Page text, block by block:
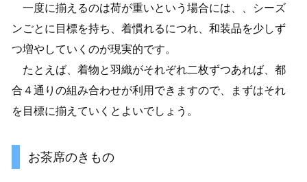
一度に揃えるのは荷が重いという場合には、、シーズ
ンごとに目標を持ち、着慣れるにつれ、和装品を少しず
つ増やしていくのが現実的です。
たとえば、着物と羽織がそれぞれ二枚ずつあれば、都
合４通りの組み合わせが利用できますので、まずはそれ
を目標に揃えていくとよいでしょう。
お茶席のきもの